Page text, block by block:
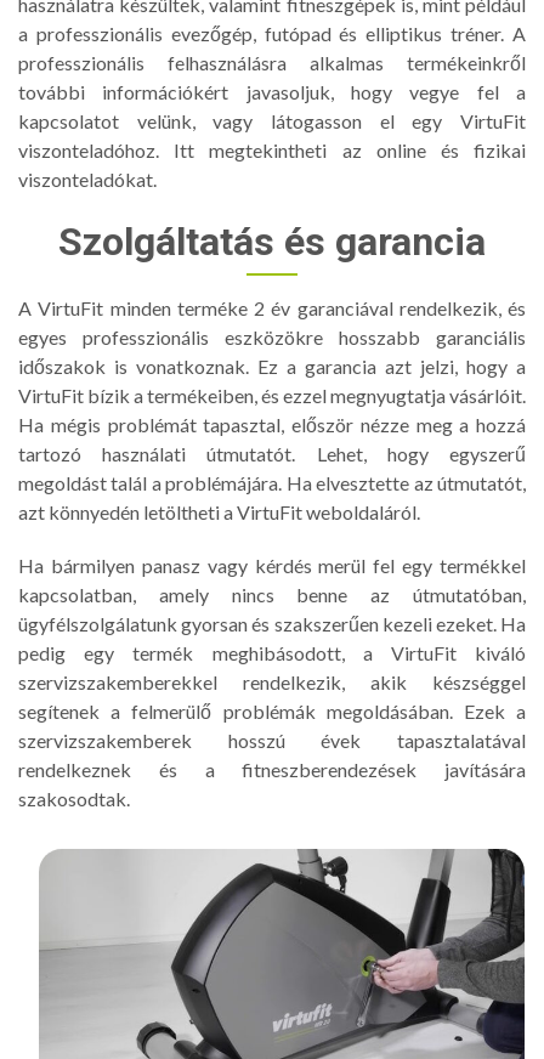
a professzionális evezőgép, futópad és elliptikus tréner. A
professzionális felhasználásra alkalmas termékeinkről
további információkért javasoljuk, hogy vegye fel a
kapcsolatot velünk, vagy látogasson el egy VirtuFit
viszonteladóhoz. Itt megtekintheti az online és fizikai
viszonteladókat.
Szolgáltatás és garancia
A VirtuFit minden terméke 2 év garanciával rendelkezik, és
egyes professzionális eszközökre hosszabb garanciális
időszakok is vonatkoznak. Ez a garancia azt jelzi, hogy a
VirtuFit bízik a termékeiben, és ezzel megnyugtatja vásárlóit.
Ha mégis problémát tapasztal, először nézze meg a hozzá
tartozó használati útmutatót. Lehet, hogy egyszerű
megoldást talál a problémájára. Ha elvesztette az útmutatót,
azt könnyedén letöltheti a VirtuFit weboldaláról.
Ha bármilyen panasz vagy kérdés merül fel egy termékkel
kapcsolatban, amely nincs benne az útmutatóban,
ügyfélszolgálatunk gyorsan és szakszerűen kezeli ezeket. Ha
pedig egy termék meghibásodott, a VirtuFit kiváló
szervizszakemberekkel rendelkezik, akik készséggel
segítenek a felmerülő problémák megoldásában. Ezek a
szervizszakemberek hosszú évek tapasztalatával
rendelkeznek és a fitneszberendezések javítására
szakosodtak.